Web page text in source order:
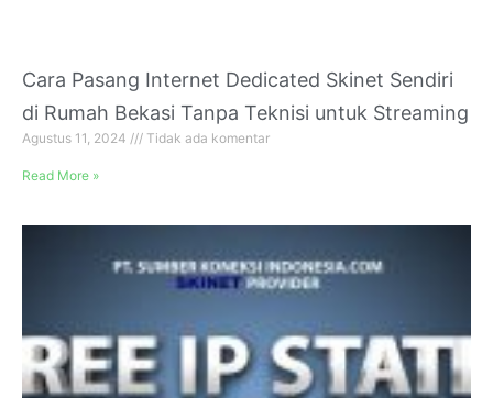
Cara Pasang Internet Dedicated Skinet Sendiri
di Rumah Bekasi Tanpa Teknisi untuk Streaming
Agustus 11, 2024 Tidak ada komentar
Read More »